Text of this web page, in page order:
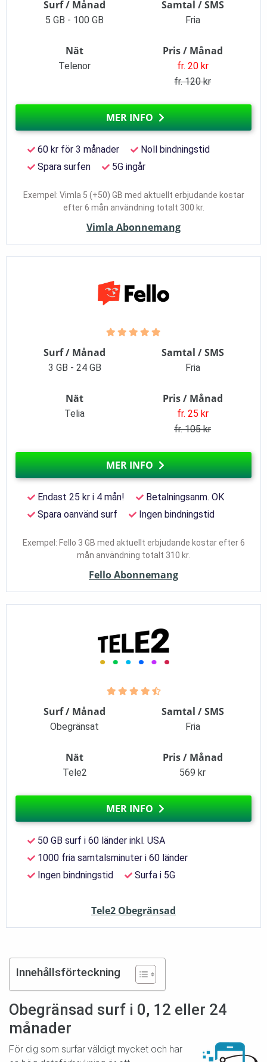
Surf / Månad
5 GB - 100 GB
Samtal / SMS
Fria
Nät
Telenor
Pris / Månad
fr. 20 kr
fr. 120 kr
MER INFO
60 kr för 3 månader
Noll bindningstid
Spara surfen
5G ingår
Exempel: Vimla 5 (+50) GB med aktuellt erbjudande kostar
efter 6 mån användning totalt 300 kr.
Vimla Abonnemang
Surf / Månad
3 GB - 24 GB
Samtal / SMS
Fria
Nät
Telia
Pris / Månad
fr. 25 kr
fr. 105 kr
MER INFO
Endast 25 kr i 4 mån!
Betalningsanm. OK
Spara oanvänd surf
Ingen bindningstid
Exempel: Fello 3 GB med aktuellt erbjudande kostar efter 6
mån användning totalt 310 kr.
Fello Abonnemang
Surf / Månad
Obegränsat
Samtal / SMS
Fria
Nät
Tele2
Pris / Månad
569 kr
MER INFO
50 GB surf i 60 länder inkl. USA
1000 fria samtalsminuter i 60 länder
Ingen bindningstid
Surfa i 5G
Tele2 Obegränsad
Innehållsförteckning
Obegränsad surf i 0, 12 eller 24
månader
För dig som surfar väldigt mycket och har